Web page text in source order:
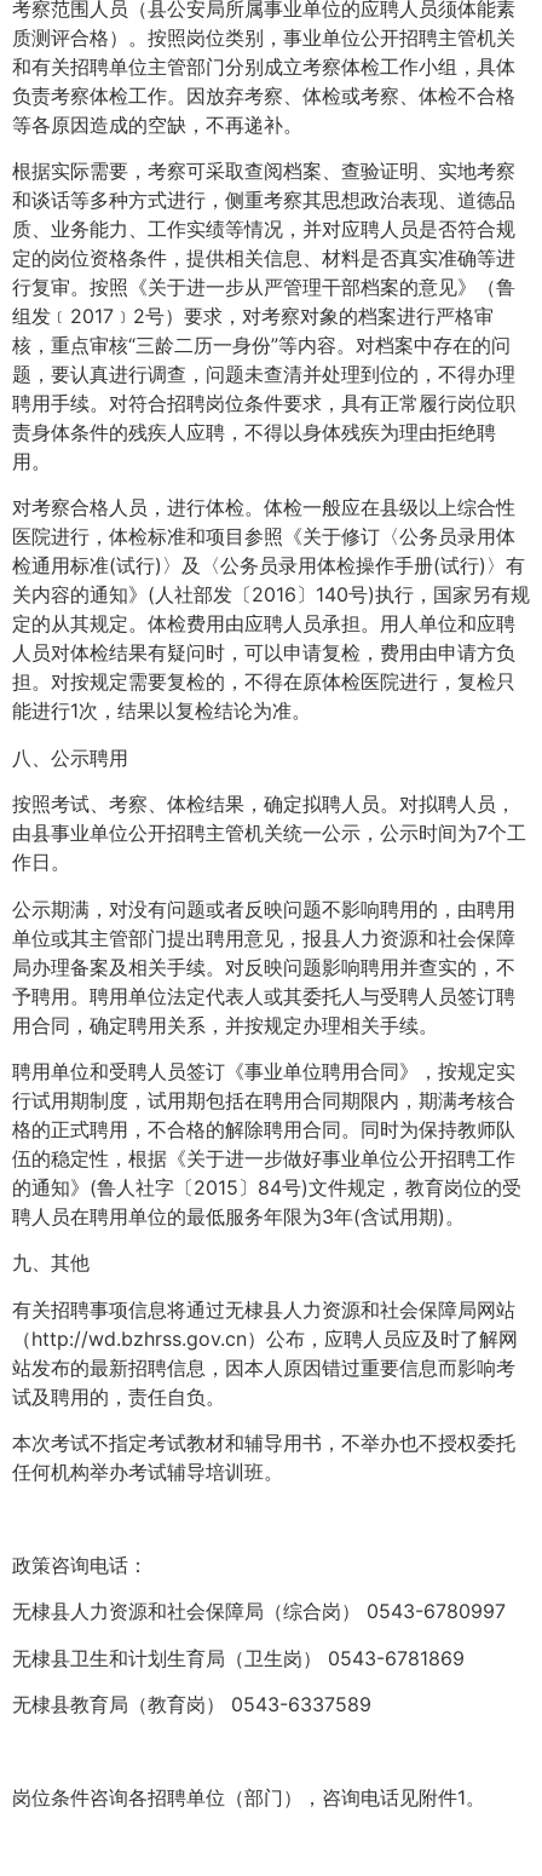
考察范围人员（县公安局所属事业单位的应聘人员须体能素
质测评合格）。按照岗位类别，事业单位公开招聘主管机关
和有关招聘单位主管部门分别成立考察体检工作小组，具体
负责考察体检工作。因放弃考察、体检或考察、体检不合格
等各原因造成的空缺，不再递补。
根据实际需要，考察可采取查阅档案、查验证明、实地考察
和谈话等多种方式进行，侧重考察其思想政治表现、道德品
质、业务能力、工作实绩等情况，并对应聘人员是否符合规
定的岗位资格条件，提供相关信息、材料是否真实准确等进
行复审。按照《关于进一步从严管理干部档案的意见》（鲁
组发﹝2017﹞2号）要求，对考察对象的档案进行严格审
核，重点审核“三龄二历一身份”等内容。对档案中存在的问
题，要认真进行调查，问题未查清并处理到位的，不得办理
聘用手续。对符合招聘岗位条件要求，具有正常履行岗位职
责身体条件的残疾人应聘，不得以身体残疾为理由拒绝聘
用。
对考察合格人员，进行体检。体检一般应在县级以上综合性
医院进行，体检标准和项目参照《关于修订〈公务员录用体
检通用标准(试行)〉及〈公务员录用体检操作手册(试行)〉有
关内容的通知》(人社部发〔2016〕140号)执行，国家另有规
定的从其规定。体检费用由应聘人员承担。用人单位和应聘
人员对体检结果有疑问时，可以申请复检，费用由申请方负
担。对按规定需要复检的，不得在原体检医院进行，复检只
能进行1次，结果以复检结论为准。
八、公示聘用
按照考试、考察、体检结果，确定拟聘人员。对拟聘人员，
由县事业单位公开招聘主管机关统一公示，公示时间为7个工
作日。
公示期满，对没有问题或者反映问题不影响聘用的，由聘用
单位或其主管部门提出聘用意见，报县人力资源和社会保障
局办理备案及相关手续。对反映问题影响聘用并查实的，不
予聘用。聘用单位法定代表人或其委托人与受聘人员签订聘
用合同，确定聘用关系，并按规定办理相关手续。
聘用单位和受聘人员签订《事业单位聘用合同》，按规定实
行试用期制度，试用期包括在聘用合同期限内，期满考核合
格的正式聘用，不合格的解除聘用合同。同时为保持教师队
伍的稳定性，根据《关于进一步做好事业单位公开招聘工作
的通知》(鲁人社字〔2015〕84号)文件规定，教育岗位的受
聘人员在聘用单位的最低服务年限为3年(含试用期)。
九、其他
有关招聘事项信息将通过无棣县人力资源和社会保障局网站
（http://wd.bzhrss.gov.cn）公布，应聘人员应及时了解网
站发布的最新招聘信息，因本人原因错过重要信息而影响考
试及聘用的，责任自负。
本次考试不指定考试教材和辅导用书，不举办也不授权委托
任何机构举办考试辅导培训班。
政策咨询电话：
无棣县人力资源和社会保障局（综合岗） 0543-6780997
无棣县卫生和计划生育局（卫生岗） 0543-6781869
无棣县教育局（教育岗） 0543-6337589
岗位条件咨询各招聘单位（部门），咨询电话见附件1。